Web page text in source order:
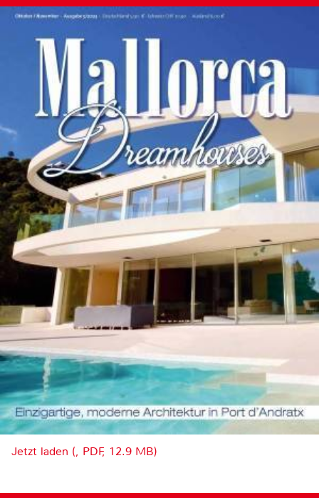
Jetzt laden (, PDF, 12.9 MB)